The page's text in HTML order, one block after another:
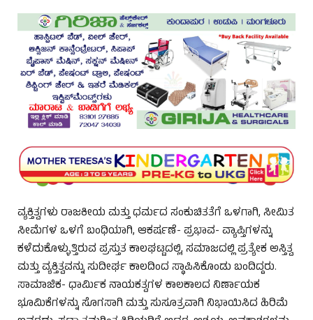
ವ್ಯಕ್ತಿತ್ವಗಳು ರಾಜಕೀಯ ಮತ್ತು ಧರ್ಮದ ಸಂಕುಚಿತತೆಗೆ ಒಳಗಾಗಿ, ಸೀಮಿತ
ಸೀಮೆಗಳ ಒಳಗೆ ಬಂಧಿಯಾಗಿ, ಆಕರ್ಷಣೆ- ಪ್ರಭಾವ- ವ್ಯಾಪ್ತಿಗಳನ್ನು
ಕಳೆದುಕೊಳ್ಳುತ್ತಿರುವ ಪ್ರಸ್ತುತ ಕಾಲಘಟ್ಟದಲ್ಲಿ, ಸಮಾಜದಲ್ಲಿ ಪ್ರತ್ಯೇಕ ಅಸ್ತಿತ್ವ
ಮತ್ತು ವ್ಯಕ್ತಿತ್ವವನ್ನು ಸುದೀರ್ಘ ಕಾಲದಿಂದ ಸ್ಥಾಪಿಸಿಕೊಂಡು ಬಂದಿದ್ದರು.
ಸಾಮಾಜಿಕ- ಧಾರ್ಮಿಕ ನಾಯಕತ್ವಗಳ ಕಾಲಕಾಲದ ನಿರ್ಣಾಯಕ
ಭೂಮಿಕೆಗಳನ್ನು ಸೊಗಸಾಗಿ ಮತ್ತು ಸುಸೂತ್ರವಾಗಿ ನಿಭಾಯಿಸಿದ ಹಿರಿಮೆ